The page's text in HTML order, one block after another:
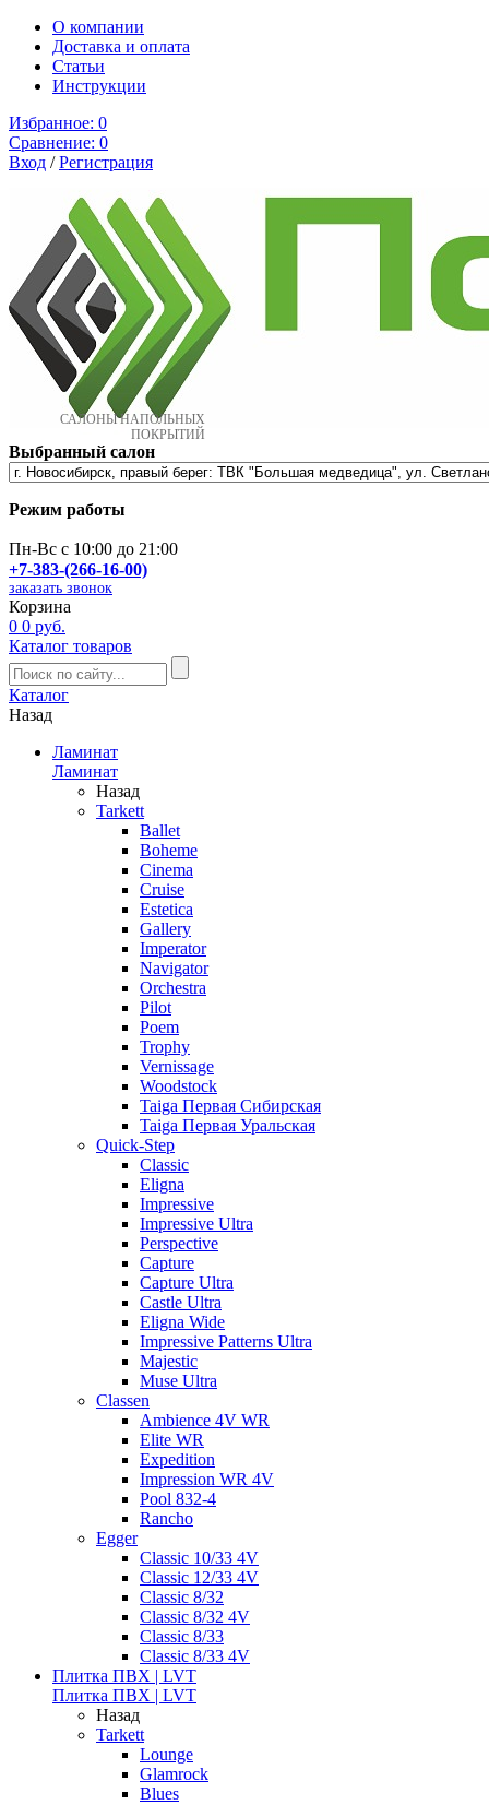
О компании
Доставка и оплата
Cтатьи
Инструкции
Избранное: 0
Сравнение: 0
Вход /Регистрация
САЛОНЫ НАПОЛЬНЫХ
ПОКРЫТИЙ
Выбранный салон
Режим работы
Пн-Вс с 10:00 до 21:00
+7-383-(266-16-00)
заказать звонок
Корзина
0 0 руб.
Каталог товаров
Каталог
Назад
Ламинат
Ламинат
Назад
Tarkett
Ballet
Boheme
Cinema
Cruise
Estetica
Gallery
Imperator
Navigator
Orchestra
Pilot
Poem
Trophy
Vernissage
Woodstock
Taiga Первая Сибирская
Taiga Первая Уральская
Quick-Step
Classic
Eligna
Impressive
Impressive Ultra
Perspective
Capture
Capture Ultra
Castle Ultra
Eligna Wide
Impressive Patterns Ultra
Majestic
Muse Ultra
Classen
Ambience 4V WR
Elite WR
Expedition
Impression WR 4V
Pool 832-4
Rancho
Egger
Classic 10/33 4V
Classic 12/33 4V
Classic 8/32
Classic 8/32 4V
Classic 8/33
Classic 8/33 4V
Плитка ПВХ | LVT
Плитка ПВХ | LVT
Назад
Tarkett
Lounge
Glamrock
Blues